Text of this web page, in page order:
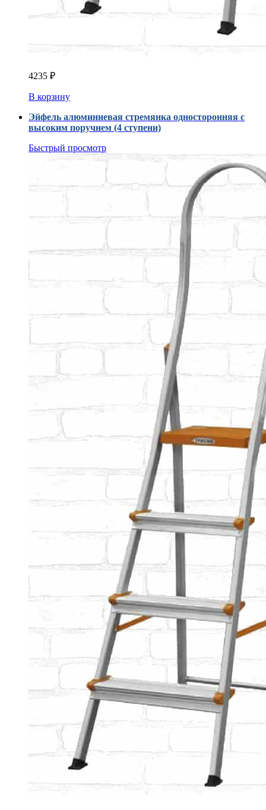
4235 ₽
В корзину
Эйфель алюминиевая стремянка односторонняя с
высоким поручнем (4 ступени)
Быстрый просмотр